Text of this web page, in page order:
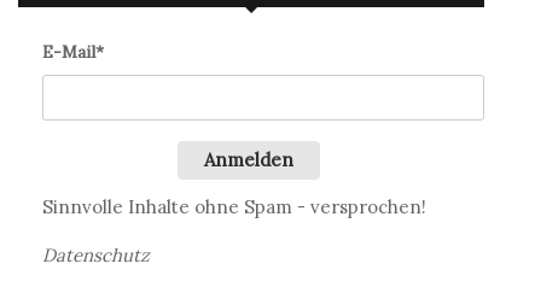
E-Mail*
Anmelden
Sinnvolle Inhalte ohne Spam - versprochen!
Datenschutz